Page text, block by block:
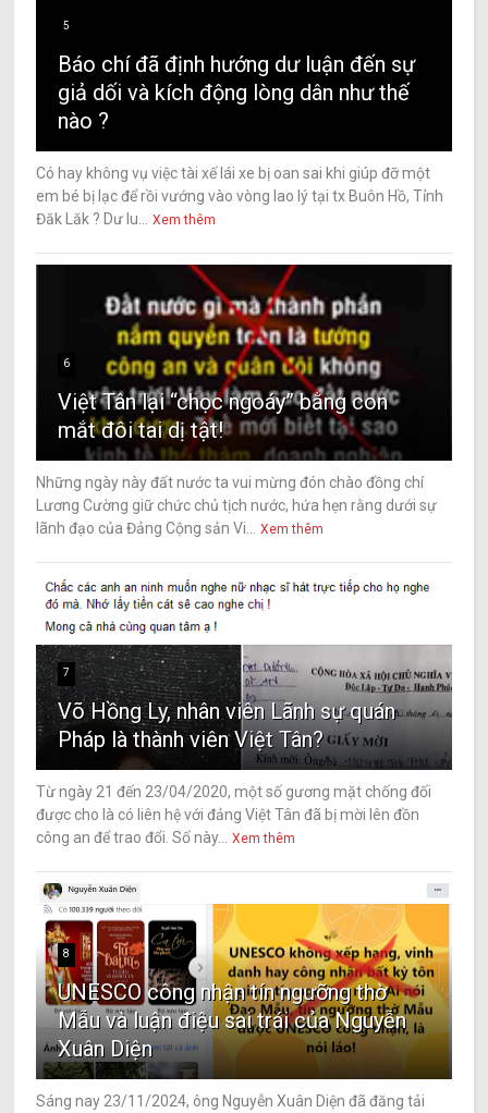
5
Báo chí đã định hướng dư luận đến sự
giả dối và kích động lòng dân như thế
nào ?
Có hay không vụ việc tài xế lái xe bị oan sai khi giúp đỡ một
em bé bị lạc để rồi vướng vào vòng lao lý tại tx Buôn Hồ, Tỉnh
Đăk Lăk ? Dư lu...
Xem thêm
6
Việt Tân lại “chọc ngoáy” bằng con
mắt đôi tai dị tật!
Những ngày này đất nước ta vui mừng đón chào đồng chí
Lương Cường giữ chức chủ tịch nước, hứa hẹn rằng dưới sự
lãnh đạo của Đảng Cộng sản Vi...
Xem thêm
7
Võ Hồng Ly, nhân viên Lãnh sự quán
Pháp là thành viên Việt Tân?
Từ ngày 21 đến 23/04/2020, một số gương mặt chống đối
được cho là có liên hệ với đảng Việt Tân đã bị mời lên đồn
công an để trao đổi. Số này...
Xem thêm
8
UNESCO công nhận tín ngưỡng thờ
Mẫu và luận điệu sai trái của Nguyễn
Xuân Diện
Sáng nay 23/11/2024, ông Nguyễn Xuân Diện đã đăng tải